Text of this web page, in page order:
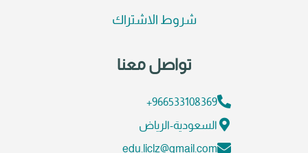
شروط الاشتراك
تواصل معنا
966533108369+
السعودية-الرياض
edu.liclz@gmail.com